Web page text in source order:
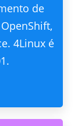
de
4Linux é